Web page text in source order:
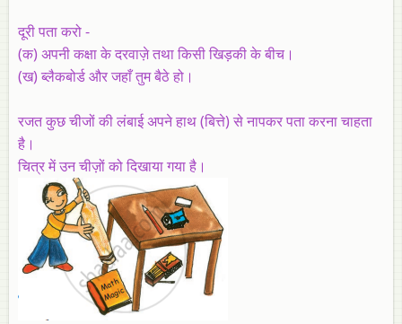
दूरी पता करो -
(क) अपनी कक्षा के दरवाज़े तथा किसी खिड़की के बीच।
(ख) ब्लैकबोर्ड और जहाँ तुम बैठे हो।
रजत कुछ चीजों की लंबाई अपने हाथ (बित्ते) से नापकर पता करना चाहता
है।
चित्र में उन चीज़ों को दिखाया गया है।